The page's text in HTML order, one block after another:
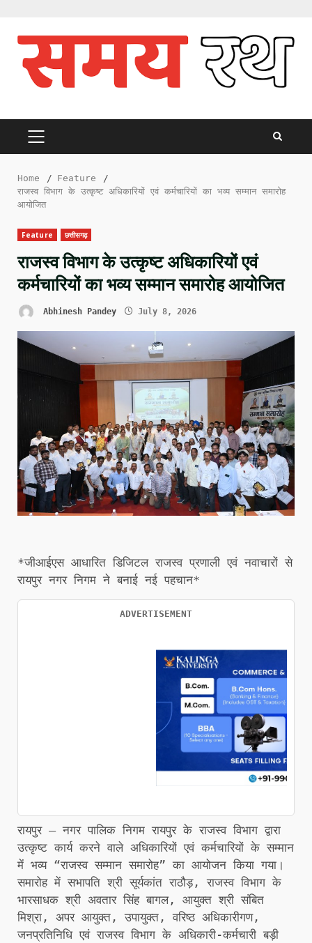
content
PRIMARY
Home
Feature
राजस्व विभाग के उत्कृष्ट अधिकारियों एवं कर्मचारियों का भव्य सम्मान समारोह
आयोजित
Feature छत्तीसगढ़
राजस्व विभाग के उत्कृष्ट अधिकारियों एवं
कर्मचारियों का भव्य सम्मान समारोह आयोजित
Abhinesh Pandey July 8, 2026
*जीआईएस आधारित डिजिटल राजस्व प्रणाली एवं नवाचारों से
रायपुर नगर निगम ने बनाई नई पहचान*
ADVERTISEMENT
रायपुर – नगर पालिक निगम रायपुर के राजस्व विभाग द्वारा
उत्कृष्ट कार्य करने वाले अधिकारियों एवं कर्मचारियों के सम्मान
में भव्य “राजस्व सम्मान समारोह” का आयोजन किया गया।
समारोह में सभापति श्री सूर्यकांत राठौड़, राजस्व विभाग के
भारसाधक श्री अवतार सिंह बागल, आयुक्त श्री संबित
मिश्रा, अपर आयुक्त, उपायुक्त, वरिष्ठ अधिकारीगण,
जनप्रतिनिधि एवं राजस्व विभाग के अधिकारी-कर्मचारी बड़ी